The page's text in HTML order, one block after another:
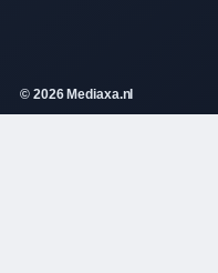
© 2026 Mediaxa.nl